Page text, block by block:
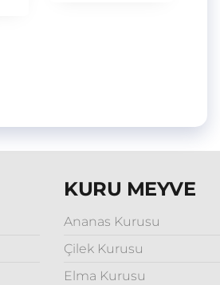
KURU MEYVE
Ananas Kurusu
Çilek Kurusu
Elma Kurusu